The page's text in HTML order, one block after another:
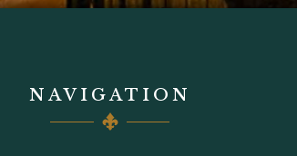
NAVIGATION